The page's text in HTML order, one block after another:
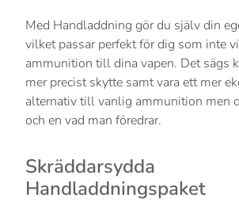
Med Handladdning gör du själv din
vilket passar perfekt för dig som inte
ammunition till dina vapen. Det sägs
mer precist skytte samt vara ett mer
alternativ till vanlig ammunition men
och en vad man föredrar.
Skräddarsydda
Handladdningspaket